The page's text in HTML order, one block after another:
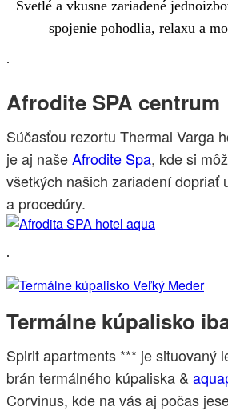
Svetlé a vkusne zariadené
spojenie pohodlia, relaxu a
.
Afrodite SPA centrum
Súčasťou rezortu Thermal Varga
je aj našeAfrodite Spa, kde si
všetkých našich zariadení dopriať
a procedúry.
.
Termálne kúpalisko
Spirit apartments *** je situovaný
brán termálného kúpaliska &
Corvinus, kde na vás aj počas